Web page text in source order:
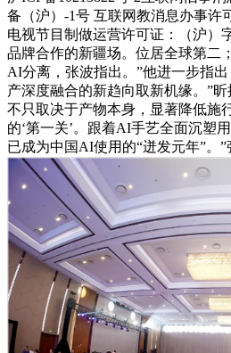
备（沪）-1号 互联网教消息办事许
电视节目制做运营许可证：（沪）
品牌合作的新疆场。位居全球第二
AI分离，张波指出。”他进一步指
产深度融合的新趋向取新机缘。”昕
不只取决于产物本身，显著降低施
的‘第一关’。跟着AI手艺全面沉塑
已成为中国AI使用的“迸发元年”。”